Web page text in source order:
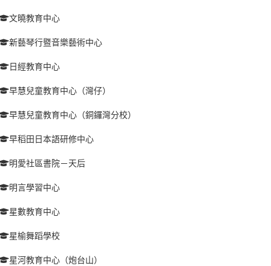
文曉教育中心
新藝琴行暨音樂藝術中心
日經教育中心
早慧兒童教育中心（灣仔）
早慧兒童教育中心（銅鑼灣分校）
早稻田日本語研修中心
明愛社區書院－天后
明言學習中心
星數教育中心
星榆舞蹈學校
星河教育中心（炮台山）